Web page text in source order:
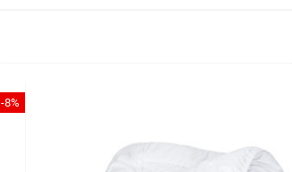
-8%